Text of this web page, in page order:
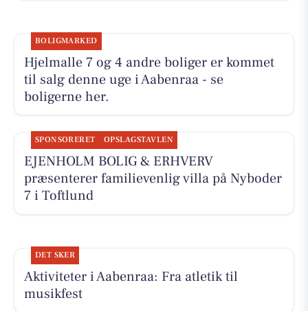
BOLIGMARKED
Hjelmalle 7 og 4 andre boliger er kommet
til salg denne uge i Aabenraa - se
boligerne her.
SPONSORERET OPSLAGSTAVLEN
EJENHOLM BOLIG & ERHVERV
præsenterer familievenlig villa på Nyboder
7 i Toftlund
DET SKER
Aktiviteter i Aabenraa: Fra atletik til
musikfest